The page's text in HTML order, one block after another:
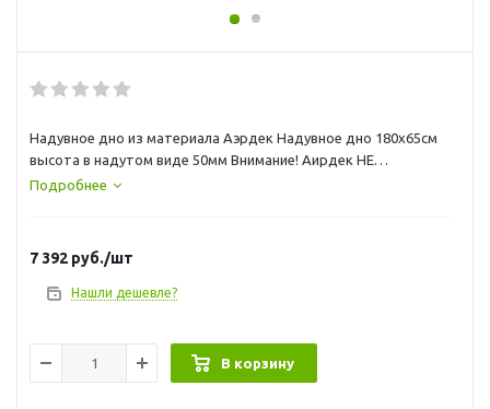
Надувное дно из материала Аэрдек Надувное дно 180х65см
высота в надутом виде 50мм Внимание! Аирдек НЕ
КИЛЬЕВЫХ ПВХ ЛОДОК ( этот лодки не имеющие надувной
Подробнее
7 392 руб./шт
Нашли дешевле?
В корзину